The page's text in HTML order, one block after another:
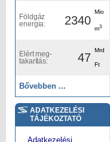
Földgáz
energia:
2340
Mio
m3
Elért meg-
takarítás:
47
Mrd
Ft
Bővebben ...
ADATKEZELÉSI
TÁJÉKOZTATÓ
Adatkezelési